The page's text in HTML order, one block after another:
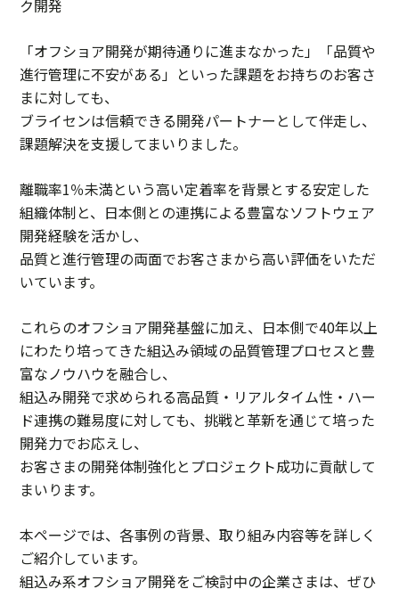
ク開発
「オフショア開発が期待通りに進まなかった」「品質や
進行管理に不安がある」といった課題をお持ちのお客さ
まに対しても、
ブライセンは信頼できる開発パートナーとして伴走し、
課題解決を支援してまいりました。
離職率1％未満という高い定着率を背景とする安定した
組織体制と、日本側との連携による豊富なソフトウェア
開発経験を活かし、
品質と進行管理の両面でお客さまから高い評価をいただ
いています。
これらのオフショア開発基盤に加え、日本側で40年以上
にわたり培ってきた組込み領域の品質管理プロセスと豊
富なノウハウを融合し、
組込み開発で求められる高品質・リアルタイム性・ハー
ド連携の難易度に対しても、挑戦と革新を通じて培った
開発力でお応えし、
お客さまの開発体制強化とプロジェクト成功に貢献して
まいります。
本ページでは、各事例の背景、取り組み内容等を詳しく
ご紹介しています。
組込み系オフショア開発をご検討中の企業さまは、ぜひ